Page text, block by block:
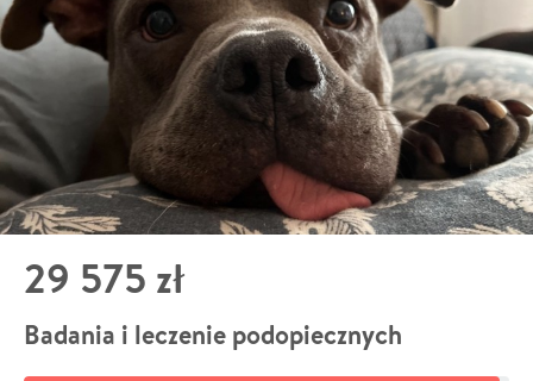
29 575 zł
Badania i leczenie podopiecznych